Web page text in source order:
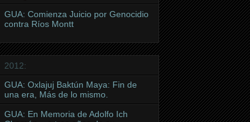
GUA: Comienza Juicio por Genocidio
contra Ríos Montt
2012:
GUA: Oxlajuj Baktún Maya: Fin de
una era, Más de lo mismo.
GUA: En Memoria de Adolfo Ich